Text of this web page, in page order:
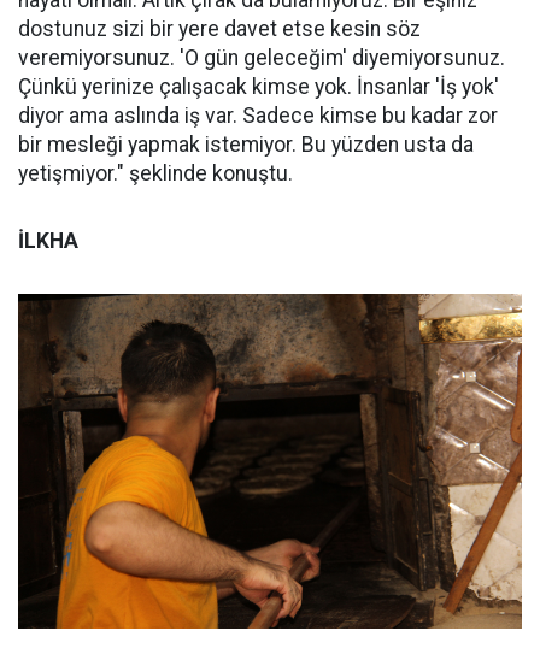
dostunuz sizi bir yere davet etse kesin söz
veremiyorsunuz. 'O gün geleceğim' diyemiyorsunuz.
Çünkü yerinize çalışacak kimse yok. İnsanlar 'İş yok'
diyor ama aslında iş var. Sadece kimse bu kadar zor
bir mesleği yapmak istemiyor. Bu yüzden usta da
yetişmiyor." şeklinde konuştu.
İLKHA